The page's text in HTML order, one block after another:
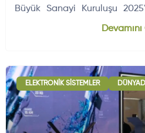
Büyük Sanayi Kuruluşu
ELEKTRONIK SISTEMLER